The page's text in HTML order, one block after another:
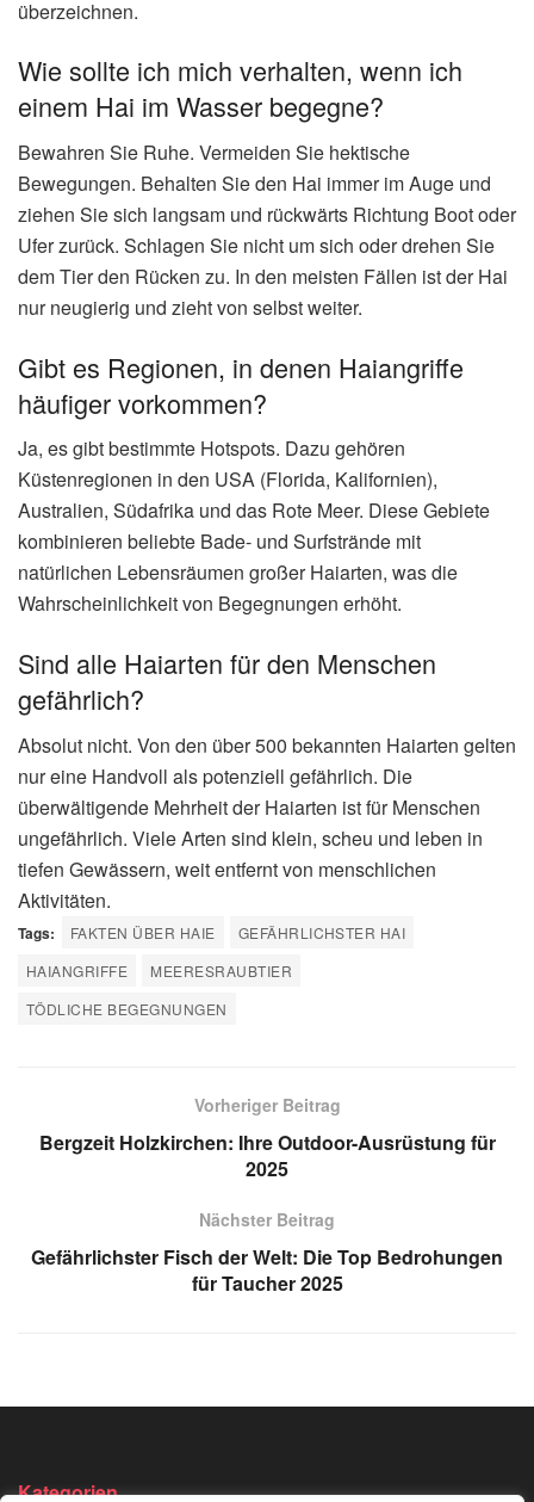
überzeichnen.
Wie sollte ich mich verhalten, wenn ich
einem Hai im Wasser begegne?
Bewahren Sie Ruhe. Vermeiden Sie hektische
Bewegungen. Behalten Sie den Hai immer im Auge und
ziehen Sie sich langsam und rückwärts Richtung Boot oder
Ufer zurück. Schlagen Sie nicht um sich oder drehen Sie
dem Tier den Rücken zu. In den meisten Fällen ist der Hai
nur neugierig und zieht von selbst weiter.
Gibt es Regionen, in denen Haiangriffe
häufiger vorkommen?
Ja, es gibt bestimmte Hotspots. Dazu gehören
Küstenregionen in den USA (Florida, Kalifornien),
Australien, Südafrika und das Rote Meer. Diese Gebiete
kombinieren beliebte Bade- und Surfstrände mit
natürlichen Lebensräumen großer Haiarten, was die
Wahrscheinlichkeit von Begegnungen erhöht.
Sind alle Haiarten für den Menschen
gefährlich?
Absolut nicht. Von den über 500 bekannten Haiarten gelten
nur eine Handvoll als potenziell gefährlich. Die
überwältigende Mehrheit der Haiarten ist für Menschen
ungefährlich. Viele Arten sind klein, scheu und leben in
tiefen Gewässern, weit entfernt von menschlichen
Aktivitäten.
Tags: FAKTEN ÜBER HAIE
GEFÄHRLICHSTER HAI
HAIANGRIFFE
MEERESRAUBTIER
TÖDLICHE BEGEGNUNGEN
Vorheriger Beitrag
Bergzeit Holzkirchen: Ihre Outdoor-Ausrüstung für
2025
Nächster Beitrag
Gefährlichster Fisch der Welt: Die Top Bedrohungen
für Taucher 2025
Kategorien